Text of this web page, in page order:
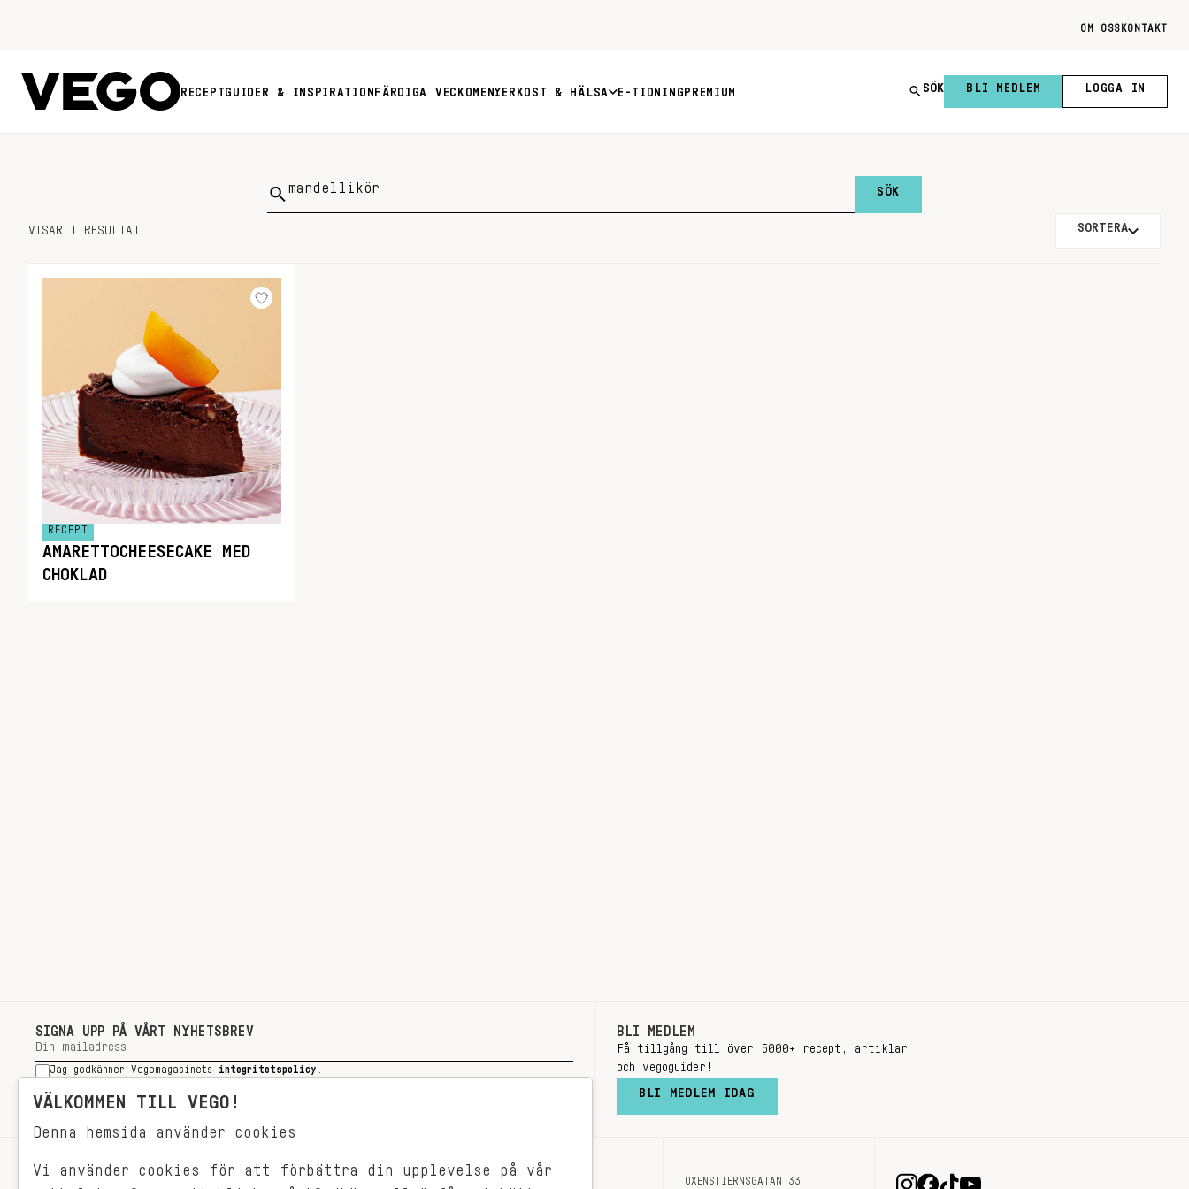
OM OSS KONTAKT
RECEPTGUIDER & INSPIRATION FÄRDIGA VECKOMENYER KOST & HÄLSA E-TIDNING PREMIUM SÖK BLI MEDLEM LOGGA IN
Sök
VISAR 1 RESULTAT SORTERA
RECEPT
AMARETTOCHEESECAKE MED
CHOKLAD
SIGNA UPP PÅ VÅRT NYHETSBREV
Jag godkänner Vegomagasinets integritetspolicy
SIGNA UPP
BLI MEDLEM
Få tillgång till över 5000+ recept, artiklar
och vegoguider!
BLI MEDLEM IDAG
RECEPT OM OSS OXENSTIERNSGATAN 33
VÄLKOMMEN TILL VEGO!
Denna hemsida använder cookies
Vi använder cookies för att förbättra din upplevelse på vår